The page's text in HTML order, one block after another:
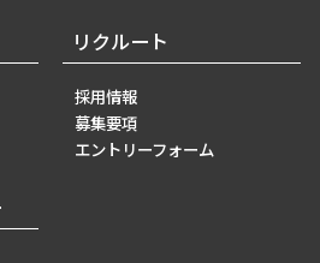
リクルート
採用情報
募集要項
エントリーフォーム